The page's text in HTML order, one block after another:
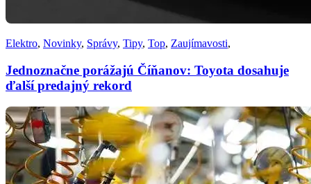
Elektro, Novinky, Správy, Tipy, Top, Zaujímavosti,
Jednoznačne porážajú Číňanov: Toyota dosahuje
ďalší predajný rekord